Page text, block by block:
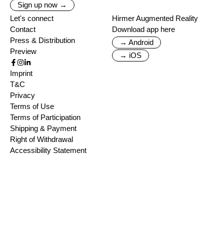
Sign up now →
Let's connect
Contact
Press & Distribution
Preview
Hirmer Augmented Reality
Download app here
→ Android
→ iOS
Imprint
T&C
Privacy
Terms of Use
Terms of Participation
Shipping & Payment
Right of Withdrawal
Accessibility Statement